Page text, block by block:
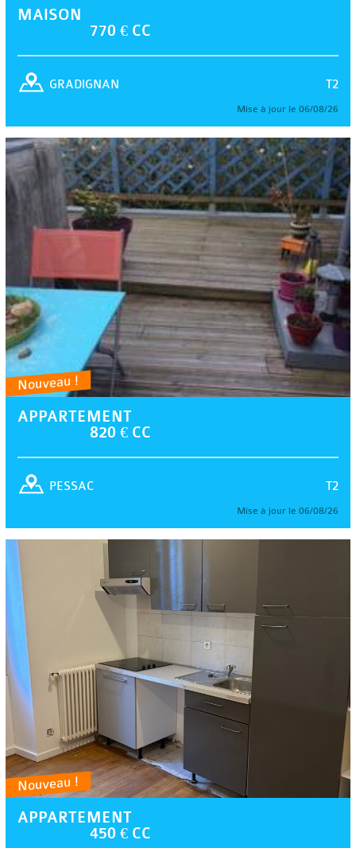
MAISON
770 € CC
T2
GRADIGNAN
Mise à jour le 06/08/26
Nouveau !
APPARTEMENT
820 € CC
T2
PESSAC
Mise à jour le 06/08/26
Nouveau !
APPARTEMENT
450 € CC